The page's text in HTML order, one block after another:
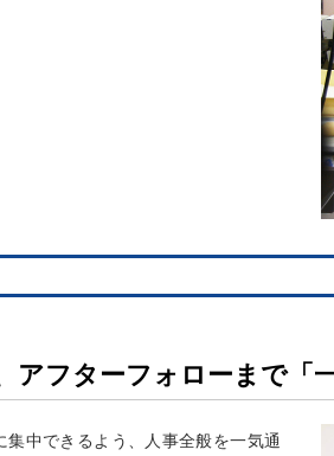
アフターフォローまで「
中できるよう、人事全般を一気通